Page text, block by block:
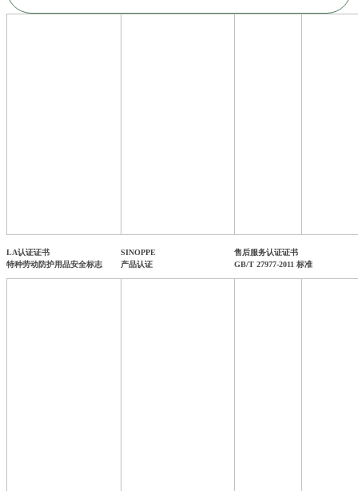
LA认证证书
特种劳动防护用品安全标志
SINOPPE
产品认证
售后服务认证证书
GB/T 27977-2011 标准